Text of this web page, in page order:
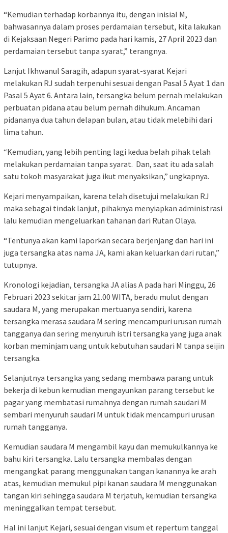
“Kemudian terhadap korbannya itu, dengan inisial M,
bahwasannya dalam proses perdamaian tersebut, kita lakukan
di Kejaksaan Negeri Parimo pada hari kamis, 27 April 2023 dan
perdamaian tersebut tanpa syarat,” terangnya.
Lanjut Ikhwanul Saragih, adapun syarat-syarat Kejari
melakukan RJ sudah terpenuhi sesuai dengan Pasal 5 Ayat 1 dan
Pasal 5 Ayat 6. Antara lain, tersangka belum pernah melakukan
perbuatan pidana atau belum pernah dihukum. Ancaman
pidananya dua tahun delapan bulan, atau tidak melebihi dari
lima tahun.
“Kemudian, yang lebih penting lagi kedua belah pihak telah
melakukan perdamaian tanpa syarat. Dan, saat itu ada salah
satu tokoh masyarakat juga ikut menyaksikan,” ungkapnya.
Kejari menyampaikan, karena telah disetujui melakukan RJ
maka sebagai tindak lanjut, pihaknya menyiapkan administrasi
lalu kemudian mengeluarkan tahanan dari Rutan Olaya.
“Tentunya akan kami laporkan secara berjenjang dan hari ini
juga tersangka atas nama JA, kami akan keluarkan dari rutan,”
tutupnya.
Kronologi kejadian, tersangka JA alias A pada hari Minggu, 26
Februari 2023 sekitar jam 21.00 WITA, beradu mulut dengan
saudara M, yang merupakan mertuanya sendiri, karena
tersangka merasa saudara M sering mencampuri urusan rumah
tangganya dan sering menyuruh istri tersangka yang juga anak
korban meminjam uang untuk kebutuhan saudari M tanpa seijin
tersangka.
Selanjutnya tersangka yang sedang membawa parang untuk
bekerja di kebun kemudian mengayunkan parang tersebut ke
pagar yang membatasi rumahnya dengan rumah saudari M
sembari menyuruh saudari M untuk tidak mencampuri urusan
rumah tangganya.
Kemudian saudara M mengambil kayu dan memukulkannya ke
bahu kiri tersangka. Lalu tersangka membalas dengan
mengangkat parang menggunakan tangan kanannya ke arah
atas, kemudian memukul pipi kanan saudara M menggunakan
tangan kiri sehingga saudara M terjatuh, kemudian tersangka
meninggalkan tempat tersebut.
Hal ini lanjut Kejari, sesuai dengan visum et repertum tanggal